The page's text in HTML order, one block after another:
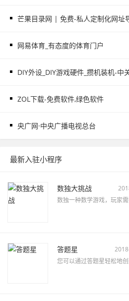
芒果目录网 | 免费-私人定制化网址
网易体育_有态度的体育门户
DIY外设_DIY游戏硬件_攒机装机-中
ZOL下载-免费软件,绿色软件
央广网·中央广播电视总台
最新入驻小程序
数独大挑战
数独一种数学游戏，玩家
答题星
您可以通过答题星轻松地